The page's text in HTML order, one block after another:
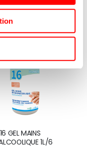
NOUVEAU
GEL MAINS
1L/6